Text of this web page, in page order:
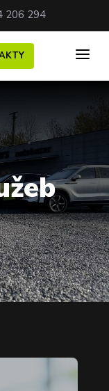
206 294
a